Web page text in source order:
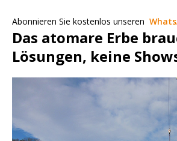
Abonnieren Sie kostenlos unseren
Das atomare Erbe
Lösungen, keine